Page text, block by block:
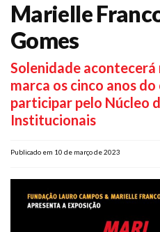
Marielle
Gomes
Solenidade
marca os cinco anos
participar pelo Núcleo
Institucionais
Publicado em 10 de março de 2023
Casa do Alto
Sede Campestre
Nossos Convênios
Gympass Wellhub
Seguro Auto
Plano de Saúde
Assistência Funeral
Pós-graduação